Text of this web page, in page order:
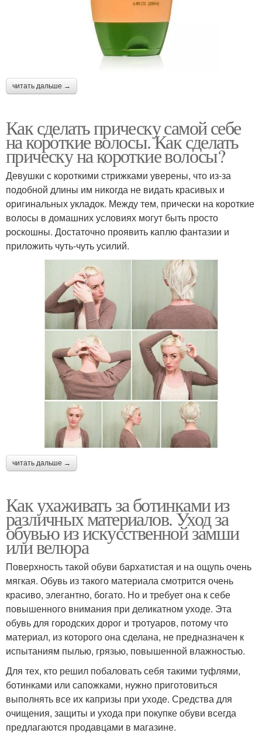
читать дальше →
Как сделать прическу самой себе
на короткие волосы. Как сделать
прическу на короткие волосы?
Девушки с короткими стрижками уверены, что из-за
подобной длины им никогда не видать красивых и
оригинальных укладок. Между тем, прически на короткие
волосы в домашних условиях могут быть просто
роскошны. Достаточно проявить каплю фантазии и
приложить чуть-чуть усилий.
читать дальше →
Как ухаживать за ботинками из
различных материалов. Уход за
обувью из искусственной замши
или велюра
Поверхность такой обуви бархатистая и на ощупь очень
мягкая. Обувь из такого материала смотрится очень
красиво, элегантно, богато. Но и требует она к себе
повышенного внимания при деликатном уходе. Эта
обувь для городских дорог и тротуаров, потому что
материал, из которого она сделана, не предназначен к
испытаниям пылью, грязью, повышенной влажностью.
Для тех, кто решил побаловать себя такими туфлями,
ботинками или сапожками, нужно приготовиться
выполнять все их капризы при уходе. Средства для
очищения, защиты и ухода при покупке обуви всегда
предлагаются продавцами в магазине.